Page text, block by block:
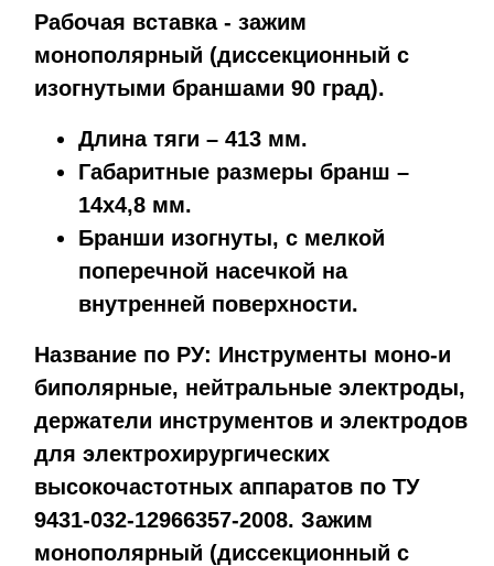
Рабочая вставка - зажим
монополярный (диссекционный с
изогнутыми браншами 90 град).
Длина тяги – 413 мм.
Габаритные размеры бранш –
14х4,8 мм.
Бранши изогнуты, с мелкой
поперечной насечкой на
внутренней поверхности.
Название по РУ: Инструменты моно-и
биполярные, нейтральные электроды,
держатели инструментов и электродов
для электрохирургических
высокочастотных аппаратов по ТУ
9431-032-12966357-2008. Зажим
монополярный (диссекционный с